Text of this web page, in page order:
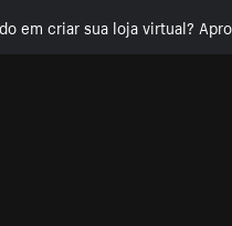
em criar sua loja virtual?